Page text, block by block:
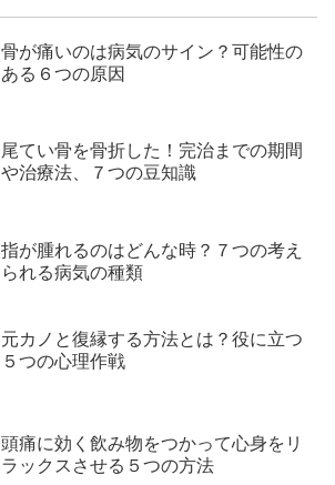
骨が痛いのは病気のサイン？可能性の
ある６つの原因
尾てい骨を骨折した！完治までの期間
や治療法、７つの豆知識
指が腫れるのはどんな時？７つの考え
られる病気の種類
元カノと復縁する方法とは？役に立つ
５つの心理作戦
頭痛に効く飲み物をつかって心身をリ
ラックスさせる５つの方法